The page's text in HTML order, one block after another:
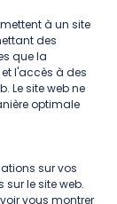
à un site
des
que la
l'accès à des
Le site web ne
optimale
sur vos
sur le site web.
vous montrer